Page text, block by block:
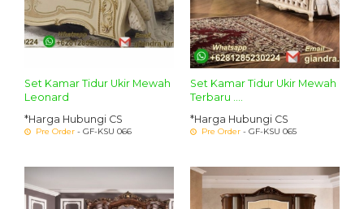
Set Kamar Tidur Ukir Mewah
Leonard
*Harga Hubungi CS
Pre Order - GF-KSU 066
Set Kamar Tidur Ukir Mewah
Terbaru ....
*Harga Hubungi CS
Pre Order - GF-KSU 065